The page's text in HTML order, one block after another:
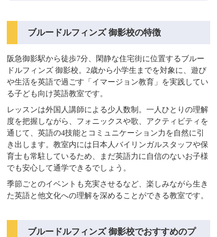
ブルードルフィンズ 御影校の特徴
阪急御影駅から徒歩7分、閑静な住宅街に位置するブルー
ドルフィンズ 御影校。2歳から小学生までを対象に、遊び
や生活を英語で過ごす「イマージョン教育」を実践してい
る子ども向け英語教室です。
レッスンは外国人講師による少人数制。一人ひとりの理解
度を把握しながら、フォニックスや歌、アクティビティを
通じて、英語の4技能とコミュニケーション力を自然に引
き出します。教室内には日本人バイリンガルスタッフや保
育士も常駐しているため、まだ英語力に自信のないお子様
でも安心して通学できるでしょう。
季節ごとのイベントも充実させるなど、楽しみながら生き
た英語と他文化への理解を深めることができる教室です。
ブルードルフィンズ 御影校でおすすめのプ